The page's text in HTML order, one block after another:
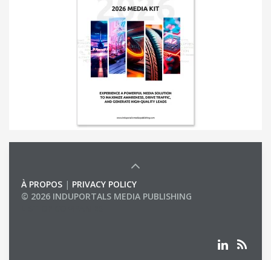
À PROPOS | PRIVACY POLICY
© 2026 INDUPORTALS MEDIA PUBLISHING